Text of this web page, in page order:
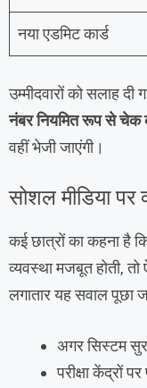
नया एडमिट कार्ड
उम्मीदवारों को सलाह
नंबर नियमित रूप से चेक
वहीं भेजी जाएंगी।
सोशल मीडिया
कई छात्रों का कहना है
व्यवस्था मजबूत होती, तो
लगातार यह सवाल पूछा
अगर सिस्टम
परीक्षा केंद्रों